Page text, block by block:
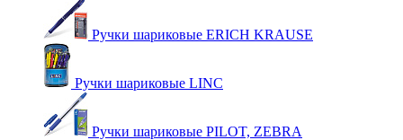
Ручки шариковые ERICH KRAUSE
Ручки шариковые LINC
Ручки шариковые PILOT, ZEBRA